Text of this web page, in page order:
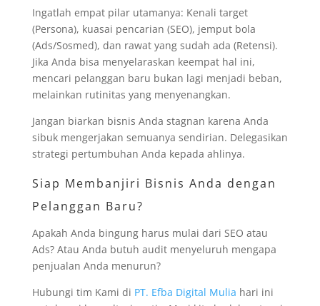
Ingatlah empat pilar utamanya: Kenali target
(Persona), kuasai pencarian (SEO), jemput bola
(Ads/Sosmed), dan rawat yang sudah ada (Retensi).
Jika Anda bisa menyelaraskan keempat hal ini,
mencari pelanggan baru bukan lagi menjadi beban,
melainkan rutinitas yang menyenangkan.
Jangan biarkan bisnis Anda stagnan karena Anda
sibuk mengerjakan semuanya sendirian. Delegasikan
strategi pertumbuhan Anda kepada ahlinya.
Siap Membanjiri Bisnis Anda dengan
Pelanggan Baru?
Apakah Anda bingung harus mulai dari SEO atau
Ads? Atau Anda butuh audit menyeluruh mengapa
penjualan Anda menurun?
Hubungi tim Kami di PT. Efba Digital Mulia hari ini